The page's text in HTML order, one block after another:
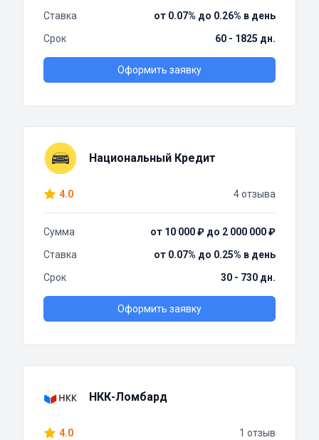
Ставка
от 0.07% до 0.26% в день
Срок
60 - 1825 дн.
Оформить заявку
Национальный Кредит
4.0 4 отзыва
Сумма
от 10 000 ₽ до 2 000 000 ₽
Ставка
от 0.07% до 0.25% в день
Срок
30 - 730 дн.
Оформить заявку
НКК-Ломбард
4.0 1 отзыв